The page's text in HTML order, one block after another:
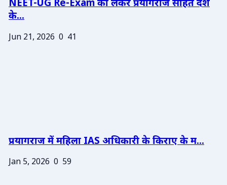
NEET-UG Re-Exam को लेकर प्रयागराज सहित देश
के...
Jun 21, 2026 0 41
प्रयागराज में महिला IAS अधिकारी के किराए के म...
Jan 5, 2026 0 59